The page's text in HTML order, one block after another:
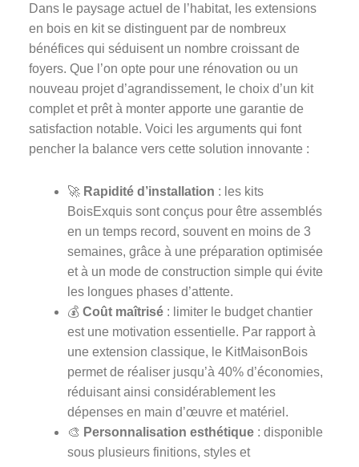
Dans le paysage actuel de l’habitat, les extensions
en bois en kit se distinguent par de nombreux
bénéfices qui séduisent un nombre croissant de
foyers. Que l’on opte pour une rénovation ou un
nouveau projet d’agrandissement, le choix d’un kit
complet et prêt à monter apporte une garantie de
satisfaction notable. Voici les arguments qui font
pencher la balance vers cette solution innovante :
🚀 Rapidité d’installation : les kits
BoisExquis sont conçus pour être assemblés
en un temps record, souvent en moins de 3
semaines, grâce à une préparation optimisée
et à un mode de construction simple qui évite
les longues phases d’attente.
💰 Coût maîtrisé : limiter le budget chantier
est une motivation essentielle. Par rapport à
une extension classique, le KitMaisonBois
permet de réaliser jusqu’à 40% d’économies,
réduisant ainsi considérablement les
dépenses en main d’œuvre et matériel.
🎨 Personnalisation esthétique : disponible
sous plusieurs finitions, styles et